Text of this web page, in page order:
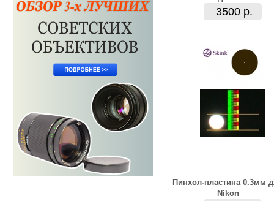
3500 р.
Пинхол-пластина 0.3мм
Nikon